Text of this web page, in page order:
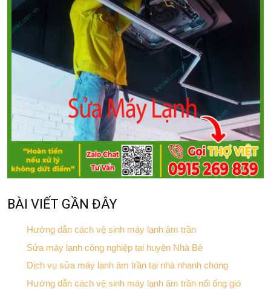
BÀI VIẾT GẦN ĐÂY
Hướng dẫn cách vệ sinh máy lạnh âm trần
Sửa máy lạnh công nghiệp tại huyện Nhà Bè
Dịch vụ sửa máy lạnh âm trần tại nhà nhanh chóng
Hướng dẫn cách vệ sinh máy lạnh âm trần nối ống gió